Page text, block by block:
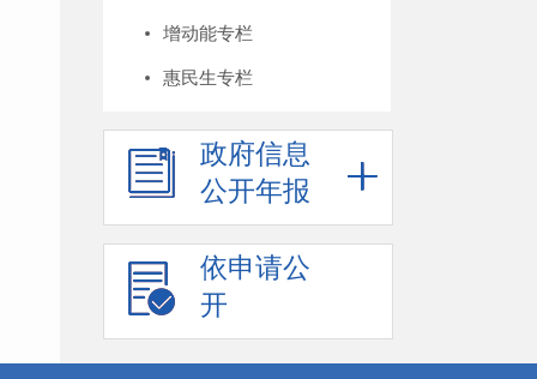
增动能专栏
惠民生专栏
政府信息
公开年报
依申请公
开